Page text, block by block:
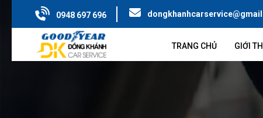
0948 697 696
TRANG CHỦ GIỚI